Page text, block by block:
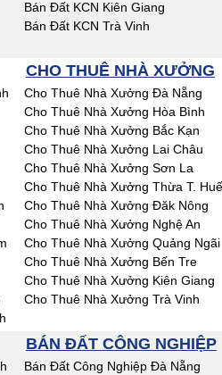
Bán Đất KCN Kiên Giang
Bán Đất KCN Trà Vinh
CHO THUÊ NHÀ XƯỞNG
Cho Thuê Nhà Xưởng Đà Nẵng
Cho Thuê Nhà Xưởng Hòa Bình
Cho Thuê Nhà Xưởng Bắc Kạn
Cho Thuê Nhà Xưởng Lai Châu
Cho Thuê Nhà Xưởng Sơn La
Cho Thuê Nhà Xưởng Thừa T. Huế
Cho Thuê Nhà Xưởng Đăk Nông
Cho Thuê Nhà Xưởng Nghệ An
Cho Thuê Nhà Xưởng Quảng Ngãi
Cho Thuê Nhà Xưởng Bến Tre
Cho Thuê Nhà Xưởng Kiên Giang
Cho Thuê Nhà Xưởng Trà Vinh
BÁN ĐẤT CÔNG NGHIỆP
Bán Đất Công Nghiệp Đà Nẵng